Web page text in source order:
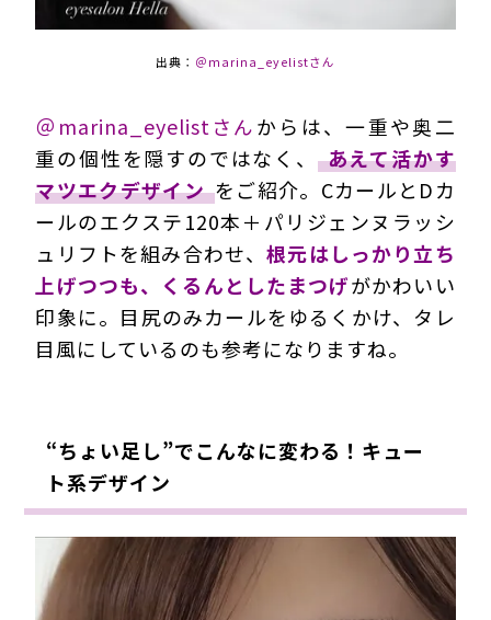
出典： ＠marina_eyelistさん
＠marina_eyelistさんからは、一重や奥二
重の個性を隠すのではなく、
あえて活かす
マツエクデザイン をご紹介。CカールとDカ
ールのエクステ120本＋パリジェンヌラッシ
ュリフトを組み合わせ、根元はしっかり立ち
上げつつも、くるんとしたまつげがかわいい
印象に。目尻のみカールをゆるくかけ、タレ
目風にしているのも参考になりますね。
“ちょい足し”でこんなに変わる！キュー
ト系デザイン